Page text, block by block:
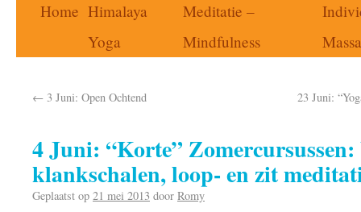
Home Himalaya
Yoga
Meditatie –
Mindfulness
← 3 Juni: Open Ochtend 23 Juni:
4 Juni: “Korte” Zomercursussen:
klankschalen, loop- en zit
Geplaatst op 21 mei 2013 door Romy